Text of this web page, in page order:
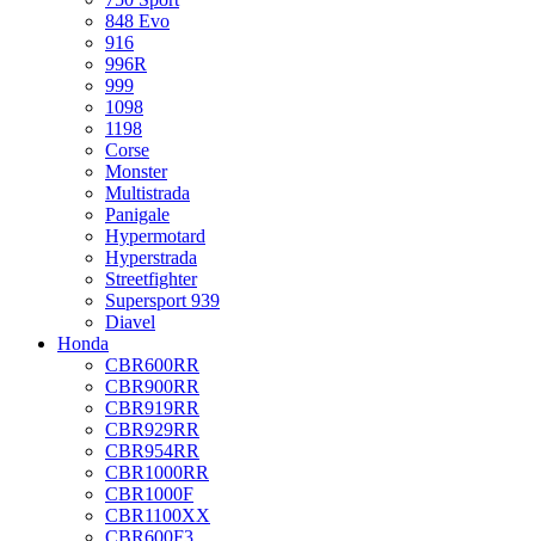
848 Evo
916
996R
999
1098
1198
Corse
Monster
Multistrada
Panigale
Hypermotard
Hyperstrada
Streetfighter
Supersport 939
Diavel
Honda
CBR600RR
CBR900RR
CBR919RR
CBR929RR
CBR954RR
CBR1000RR
CBR1000F
CBR1100XX
CBR600F3